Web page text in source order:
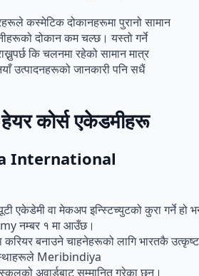
कस्मेटिक दोकानहरूमा पुरानो सामान
दोकान कम चल्छ। यस्तो गर्ने
कि चलनमा रहेको सामान मात्र
उत्पादनहरूको जानकारी पनि सधैं
हेयर कोर्स एकेडमीहरू
International
एकेडेमी वा मेकअप इन्स्टिच्युटको कुरा गर्ने
नम्बर १ मा आउँछ।
करियर बनाउने चाहनेहरूको लागि भारतकै
संस्थाहरूले Meribindiya
अवार्डबाट सम्मानित गरेका छन्।